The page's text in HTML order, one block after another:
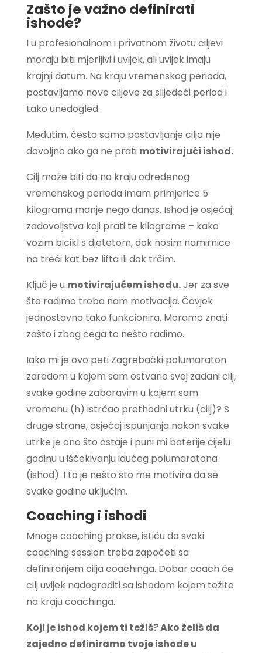
Zašto je važno definirati
ishode?
I u profesionalnom i privatnom životu ciljevi
moraju biti mjerljivi i uvijek, ali uvijek imaju
krajnji datum. Na kraju vremenskog perioda,
postavljamo nove ciljeve za slijedeći period i
tako unedogled.
Međutim, često samo postavljanje cilja nije
dovoljno ako ga ne prati motivirajući ishod.
Cilj može biti da na kraju određenog
vremenskog perioda imam primjerice 5
kilograma manje nego danas. Ishod je osjećaj
zadovoljstva koji prati te kilograme – kako
vozim bicikl s djetetom, dok nosim namirnice
na treći kat bez lifta ili dok trčim.
Ključ je u motivirajućem ishodu.Jer za sve
što radimo treba nam motivacija. Čovjek
jednostavno tako funkcionira. Moramo znati
zašto i zbog čega to nešto radimo.
Iako mi je ovo peti Zagrebački polumaraton
zaredom u kojem sam ostvario svoj zadani cilj,
svake godine zaboravim u kojem sam
vremenu (h) istrčao prethodni utrku (cilj)? S
druge strane, osjećaj ispunjanja nakon svake
utrke je ono što ostaje i puni mi baterije cijelu
godinu u iščekivanju idućeg polumaratona
(ishod). I to je nešto što me motivira da se
svake godine uključim.
Coaching i ishodi
Mnoge coaching prakse, ističu da svaki
coaching session treba započeti sa
definiranjem cilja coachinga. Dobar coach će
cilj uvijek nadograditi sa ishodom kojem težite
na kraju coachinga.
Koji je ishod kojem ti težiš? Ako želiš da
zajedno definiramo tvoje ishode u